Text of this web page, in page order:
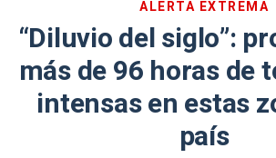
ALERTA EXTREMA
“Diluvio del siglo”:
más de 96 horas de
intensas en estas
país